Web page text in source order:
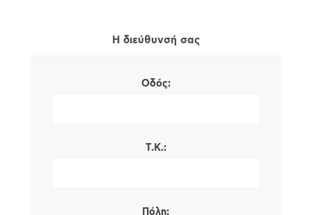
Η διεύθυνσή σας
Οδός:
Τ.Κ.:
Πόλη: